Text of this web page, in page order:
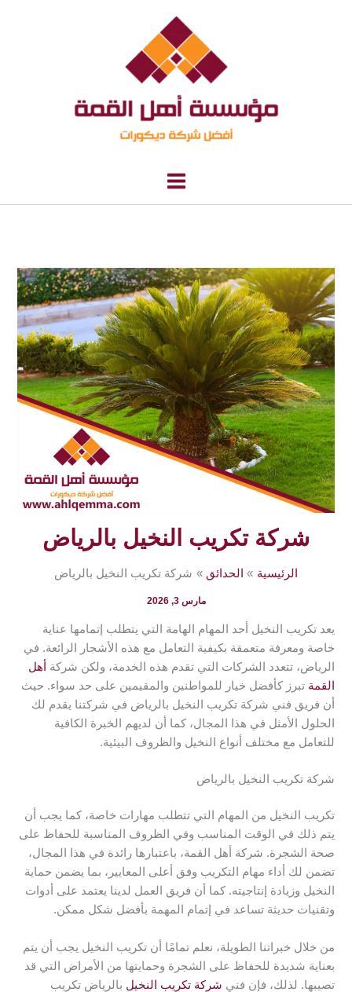
شركة تكريب النخيل بالرياض
الرئيسية الحدائق شركة تكريب النخيل بالرياض
مارس 3, 2026
يعد تكريب النخيل أحد المهام الهامة التي يتطلب إتمامها عناية
خاصة ومعرفة متعمقة بكيفية التعامل مع هذه الأشجار الرائعة. في
الرياض، تتعدد الشركات التي تقدم هذه الخدمة، ولكن شركة
أهل
القمة تبرز كأفضل خيار للمواطنين والمقيمين على حد سواء. حيث
أن فريق فني شركة تكريب النخيل بالرياض في شركتنا يقدم لك
الحلول الأمثل في هذا المجال، كما أن لديهم الخبرة الكافية
للتعامل مع مختلف أنواع النخيل والظروف البيئية.
شركة تكريب النخيل بالرياض
تكريب النخيل من المهام التي تتطلب مهارات خاصة، كما يجب أن
يتم ذلك في الوقت المناسب وفي الظروف المناسبة للحفاظ على
صحة الشجرة. شركة أهل القمة، باعتبارها رائدة في هذا المجال،
تضمن لك أداء مهام التكريب وفق أعلى المعايير، بما يضمن حماية
النخيل وزيادة إنتاجيته. كما أن فريق العمل لدينا يعتمد على أدوات
وتقنيات حديثة تساعد في إتمام المهمة بأفضل شكل ممكن.
من خلال خبراتنا الطويلة، نعلم تمامًا أن تكريب النخيل يجب أن يتم
بعناية شديدة للحفاظ على الشجرة وحمايتها من الأمراض التي قد
تصيبها. لذلك، فإن فني شركة تكريب النخيل بالرياض تكريب